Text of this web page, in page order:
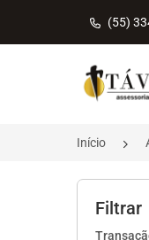
(55)
Página
Início
Filtrar